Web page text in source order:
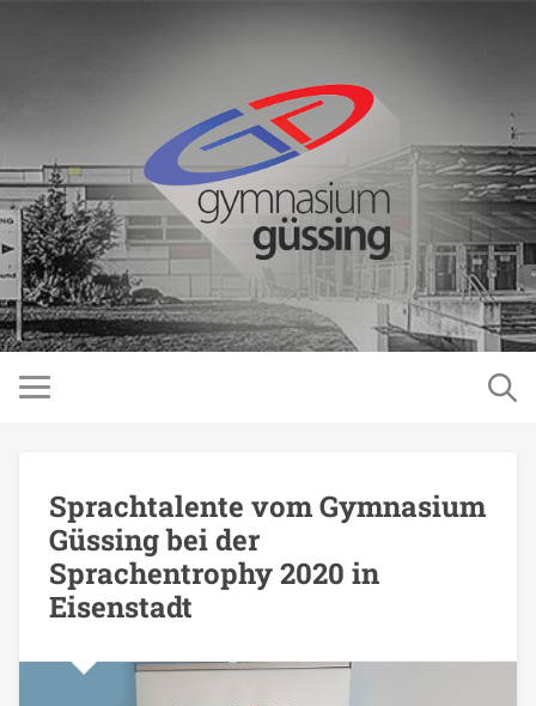
Sprachtalente vom Gymnasium
Güssing bei der
Sprachentrophy 2020 in
Eisenstadt